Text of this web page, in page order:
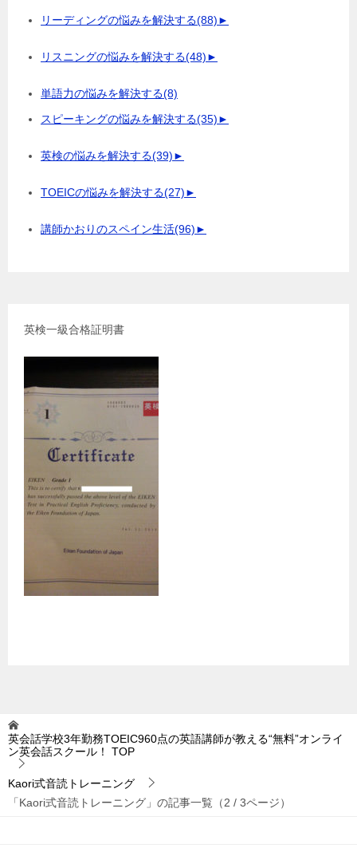
リーディングの悩みを解決する(88)►
リスニングの悩みを解決する(48)►
単語力の悩みを解決する(8)
スピーキングの悩みを解決する(35)►
英検の悩みを解決する(39)►
TOEICの悩みを解決する(27)►
講師かおりのスペイン生活(96)►
英検一級合格証明書
英会話学校3年勤務TOEIC960点の英語講師が教える“無料”オンライ
ン英会話スクール！
TOP
Kaori式音読トレーニング
「Kaori式音読トレーニング」の記事一覧（2 / 3ページ）